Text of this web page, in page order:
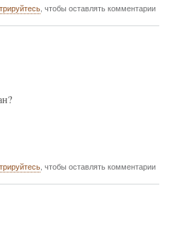
, чтобы оставлять комментарии
, чтобы оставлять комментарии